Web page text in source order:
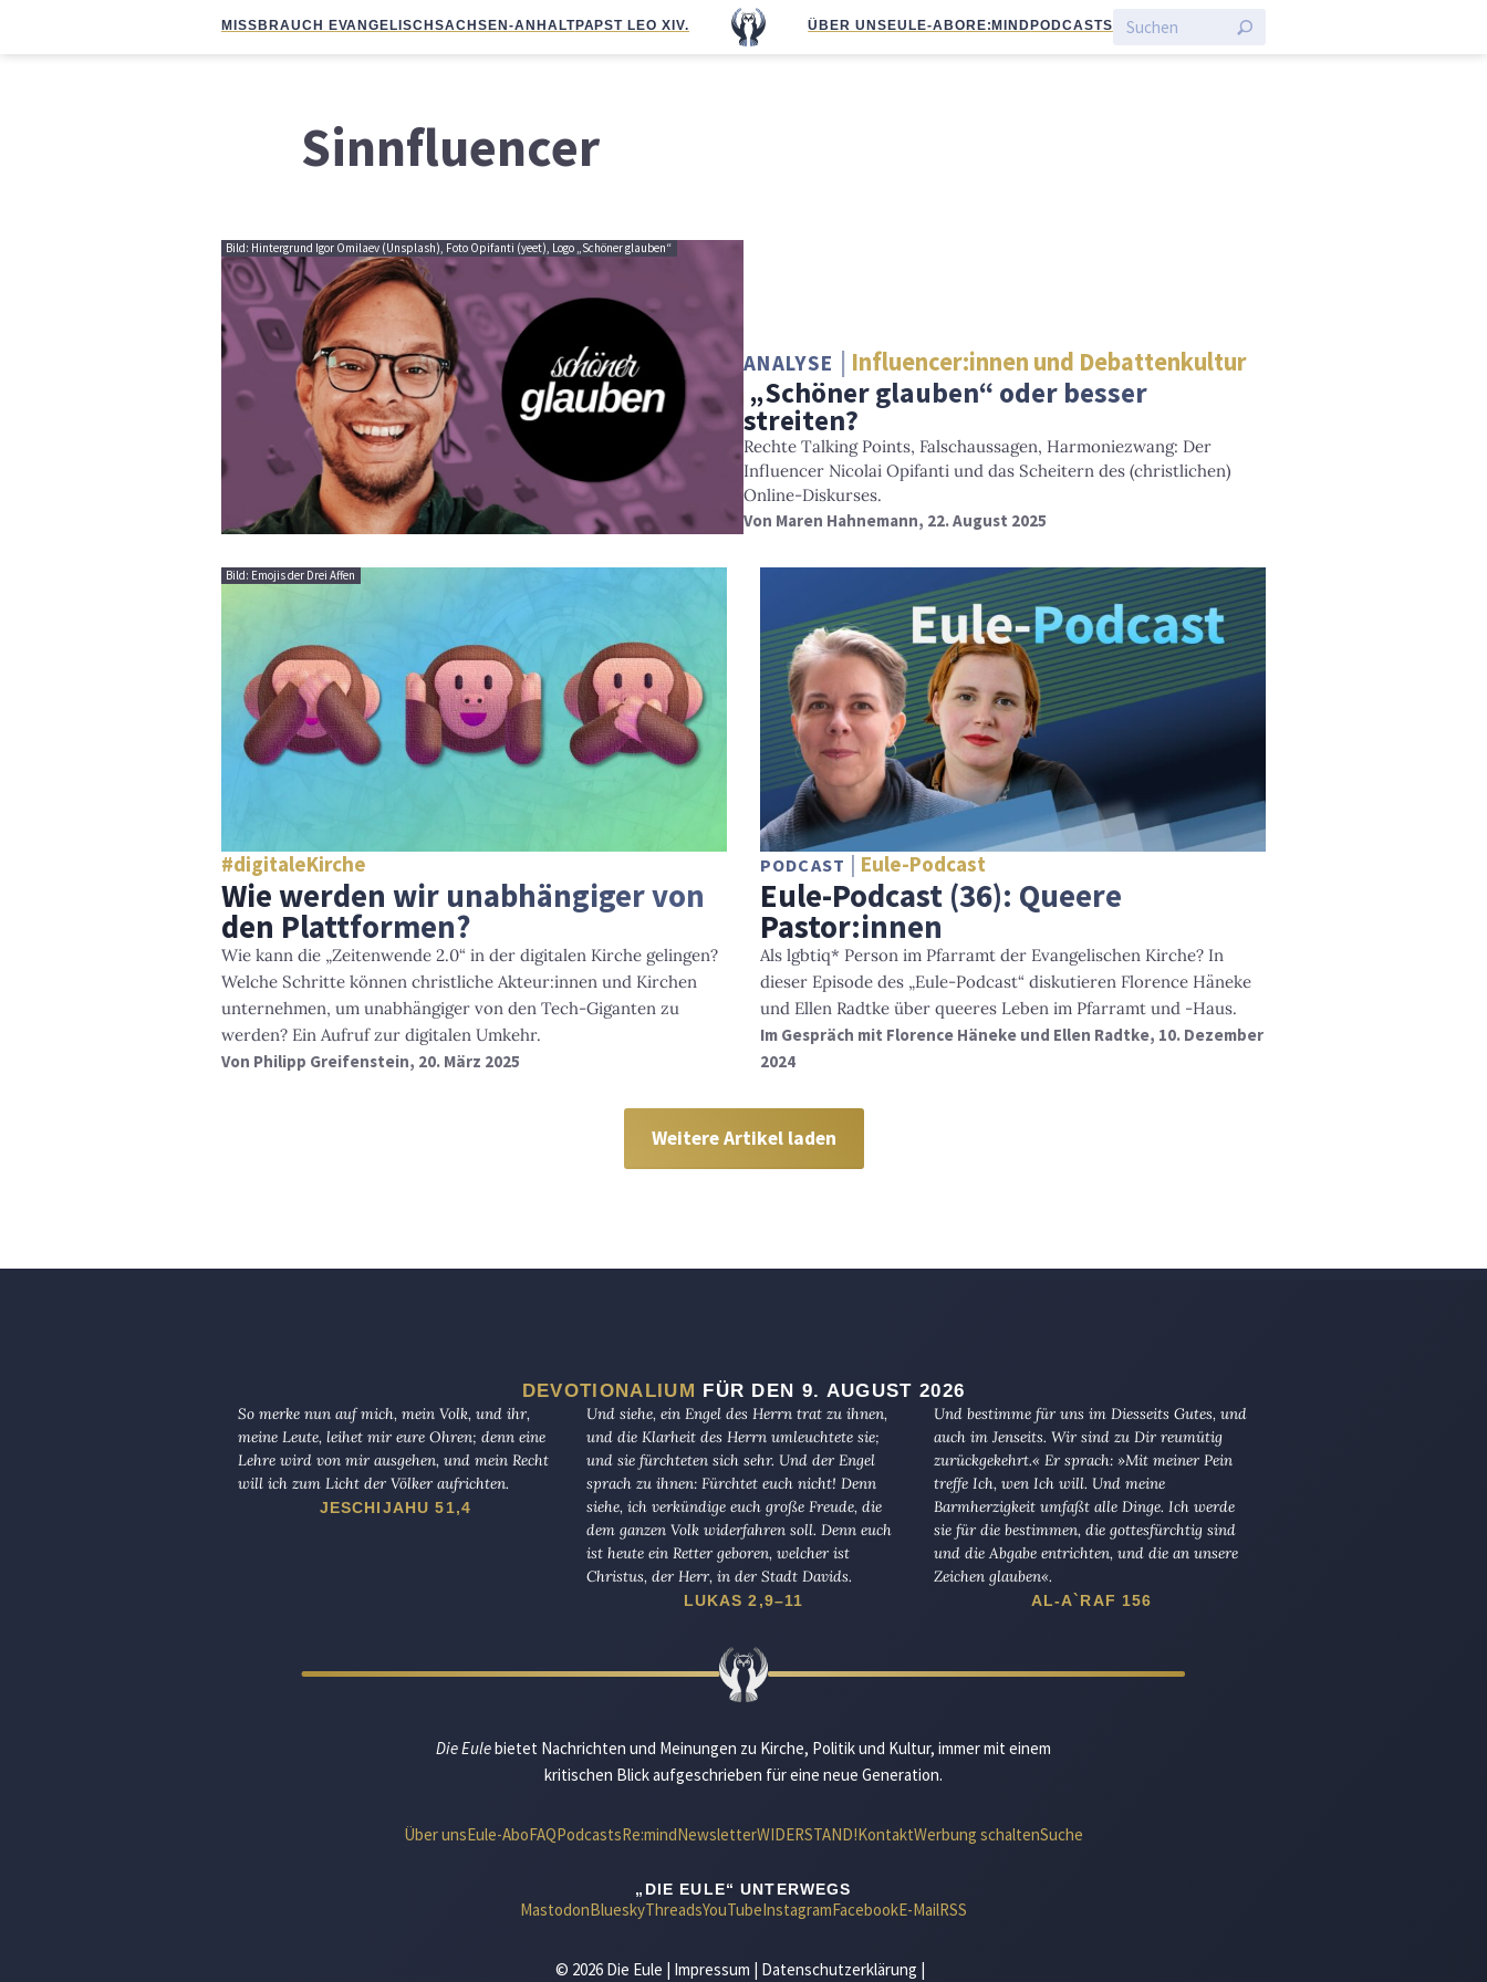
MISSBRAUCH EVANGELISCHSACHSEN-ANHALTPAPST LEO XIV. ÜBER UNS EULE-ABO RE:MIND PODCASTS
Sinnfluencer
Bild: Hintergrund Igor Omilaev (Unsplash), Foto Opifanti (yeet), Logo „Schöner glauben“
ANALYSE Influencer:innen und Debattenkultur
„Schöner glauben“ oder besser
streiten?
Rechte Talking Points, Falschaussagen, Harmoniezwang: Der
Influencer Nicolai Opifanti und das Scheitern des (christlichen)
Online-Diskurses.
Von Maren Hahnemann, 22. August 2025
Bild: Emojis der Drei Affen
#digitaleKirche
Wie werden wir unabhängiger von
den Plattformen?
Wie kann die „Zeitenwende 2.0“ in der digitalen Kirche gelingen?
Welche Schritte können christliche Akteur:innen und Kirchen
unternehmen, um unabhängiger von den Tech-Giganten zu
werden? Ein Aufruf zur digitalen Umkehr.
Von Philipp Greifenstein, 20. März 2025
PODCAST Eule-Podcast
Eule-Podcast (36): Queere
Pastor:innen
Als lgbtiq* Person im Pfarramt der Evangelischen Kirche? In
dieser Episode des „Eule-Podcast“ diskutieren Florence Häneke
und Ellen Radtke über queeres Leben im Pfarramt und -Haus.
Im Gespräch mit Florence Häneke und Ellen Radtke, 10. Dezember
2024
Weitere Artikel laden
DEVOTIONALIUM FÜR DEN 9. AUGUST 2026
So merke nun auf mich, mein Volk, und ihr,
meine Leute, leihet mir eure Ohren; denn eine
Lehre wird von mir ausgehen, und mein Recht
will ich zum Licht der Völker aufrichten.
JESCHIJAHU 51,4
Und siehe, ein Engel des Herrn trat zu ihnen,
und die Klarheit des Herrn umleuchtete sie;
und sie fürchteten sich sehr. Und der Engel
sprach zu ihnen: Fürchtet euch nicht! Denn
siehe, ich verkündige euch große Freude, die
dem ganzen Volk widerfahren soll. Denn euch
ist heute ein Retter geboren, welcher ist
Christus, der Herr, in der Stadt Davids.
LUKAS 2,9–11
Und bestimme für uns im Diesseits Gutes, und
auch im Jenseits. Wir sind zu Dir reumütig
zurückgekehrt.« Er sprach: »Mit meiner Pein
treffe Ich, wen Ich will. Und meine
Barmherzigkeit umfaßt alle Dinge. Ich werde
sie für die bestimmen, die gottesfürchtig sind
und die Abgabe entrichten, und die an unsere
Zeichen glauben«.
AL-A`RAF 156
Die Eulebietet Nachrichten und Meinungen zu Kirche, Politik und Kultur, immer mit einem
kritischen Blick aufgeschrieben für eine neue Generation.
Über unsEule-AboFAQPodcastsRe:mindNewsletterWIDERSTAND!KontaktWerbung schaltenSuche
„DIE EULE“ UNTERWEGS
MastodonBlueskyThreadsYouTubeInstagramFacebookE-MailRSS
© 2026 Die Eule | Impressum | Datenschutzerklärung |